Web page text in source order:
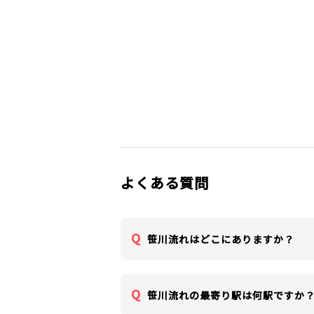
よくある質問
笹川流れはどこにありますか？
笹川流れの最寄り駅は何駅ですか？